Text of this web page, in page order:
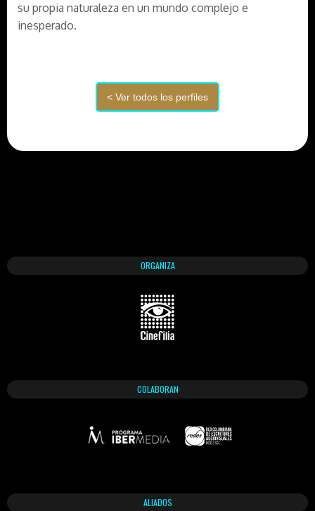
su propia naturaleza en un mundo complejo e
inesperado.
ORGANIZA
COLABORAN
ALIADOS